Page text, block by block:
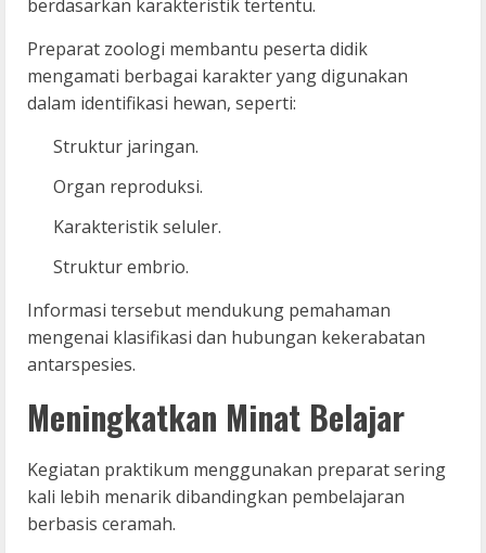
berdasarkan karakteristik tertentu.
Preparat zoologi membantu peserta didik
mengamati berbagai karakter yang digunakan
dalam identifikasi hewan, seperti:
Struktur jaringan.
Organ reproduksi.
Karakteristik seluler.
Struktur embrio.
Informasi tersebut mendukung pemahaman
mengenai klasifikasi dan hubungan kekerabatan
antarspesies.
Meningkatkan Minat Belajar
Kegiatan praktikum menggunakan preparat sering
kali lebih menarik dibandingkan pembelajaran
berbasis ceramah.